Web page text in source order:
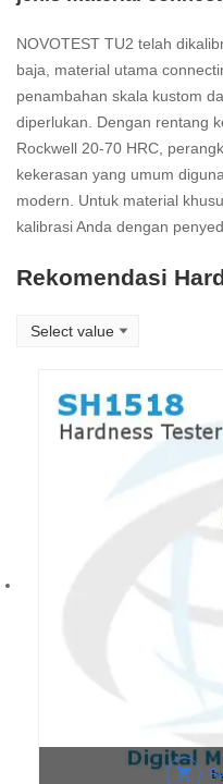
NOVOTEST TU2 telah
baja, material utama
penambahan skala kustom
diperlukan. Dengan rentang
Rockwell 20-70 HRC,
kekerasan yang umum
modern. Untuk material
kalibrasi Anda dengan
Rekomendasi